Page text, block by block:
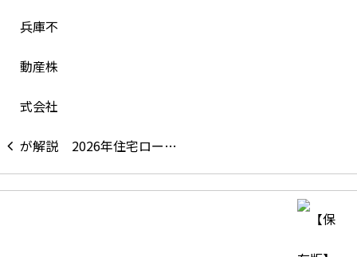
2026年住宅ロー…